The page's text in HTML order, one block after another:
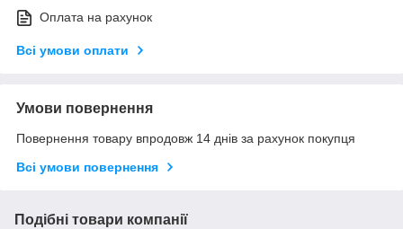
Оплата на рахунок
Всі умови оплати
Умови повернення
Повернення товару впродовж 14 днів за рахунок покупця
Всі умови повернення
Подібні товари компанії